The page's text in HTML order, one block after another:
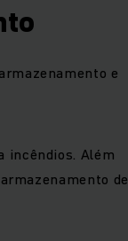
e
incêndios. Além
de